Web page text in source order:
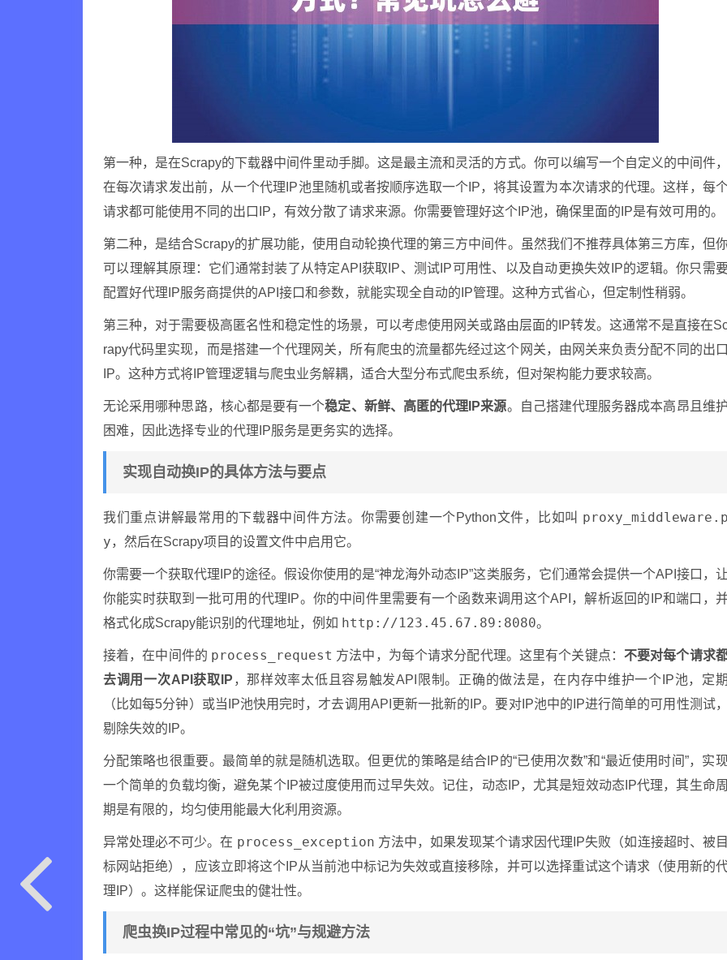
第一种，是在Scrapy的下载器中间件里动手脚。这是最主流和灵活的方式。你可以编写一个自定义的中间件，
在每次请求发出前，从一个代理IP池里随机或者按顺序选取一个IP，将其设置为本次请求的代理。这样，每
请求都可能使用不同的出口IP，有效分散了请求来源。你需要管理好这个IP池，确保里面的IP是有效可用的。
第二种，是结合Scrapy的扩展功能，使用自动轮换代理的第三方中间件。虽然我们不推荐具体第三方库，但
可以理解其原理：它们通常封装了从特定API获取IP、测试IP可用性、以及自动更换失效IP的逻辑。你只需
配置好代理IP服务商提供的API接口和参数，就能实现全自动的IP管理。这种方式省心，但定制性稍弱。
第三种，对于需要极高匿名性和稳定性的场景，可以考虑使用网关或路由层面的IP转发。这通常不是直接在
rapy代码里实现，而是搭建一个代理网关，所有爬虫的流量都先经过这个网关，由网关来负责分配不同的出口
IP。这种方式将IP管理逻辑与爬虫业务解耦，适合大型分布式爬虫系统，但对架构能力要求较高。
无论采用哪种思路，核心都是要有一个稳定、新鲜、高匿的代理IP来源。自己搭建代理服务器成本高昂且维护
困难，因此选择专业的代理IP服务是更务实的选择。
实现自动换IP的具体方法与要点
我们重点讲解最常用的下载器中间件方法。你需要创建一个Python文件，比如叫 proxy_middleware.p
y，然后在Scrapy项目的设置文件中启用它。
你需要一个获取代理IP的途径。假设你使用的是“神龙海外动态IP”这类服务，它们通常会提供一个API接口，让
你能实时获取到一批可用的代理IP。你的中间件里需要有一个函数来调用这个API，解析返回的IP和端口，
格式化成Scrapy能识别的代理地址，例如 http://123.45.67.89:8080。
接着，在中间件的 process_request 方法中，为每个请求分配代理。这里有个关键点： 不要对每个请求
去调用一次API获取IP ，那样效率太低且容易触发API限制。正确的做法是，在内存中维护一个IP池，定期
（比如每5分钟）或当IP池快用完时，才去调用API更新一批新的IP。要对IP池中的IP进行简单的可用性测试，
剔除失效的IP。
分配策略也很重要。最简单的就是随机选取。但更优的策略是结合IP的“已使用次数”和“最近使用时间”，实
一个简单的负载均衡，避免某个IP被过度使用而过早失效。记住，动态IP，尤其是短效动态IP代理，其生命周
期是有限的，均匀使用能最大化利用资源。
异常处理必不可少。在 process_exception 方法中，如果发现某个请求因代理IP失败（如连接超时、被目
标网站拒绝），应该立即将这个IP从当前池中标记为失效或直接移除，并可以选择重试这个请求（使用新的
理IP）。这样能保证爬虫的健壮性。
爬虫换IP过程中常见的“坑”与规避方法